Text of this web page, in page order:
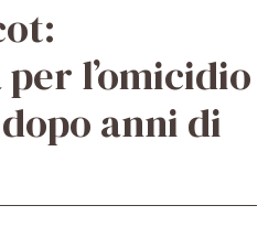
l’omicidio
anni di